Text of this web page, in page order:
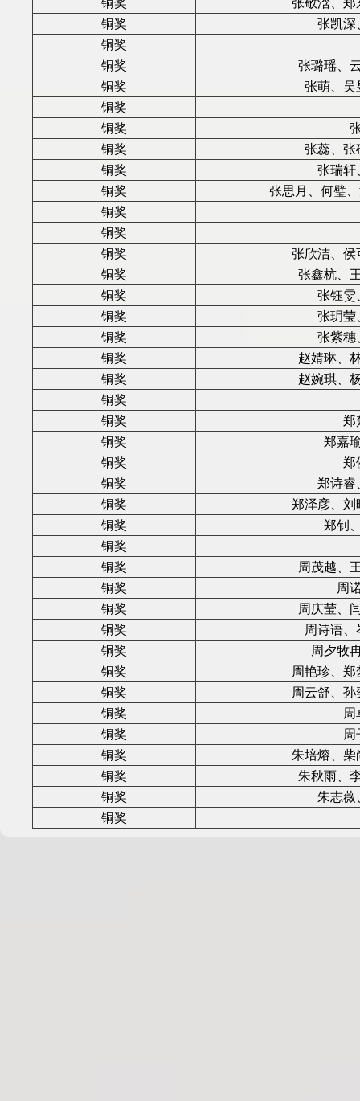
铜奖
张凯
铜奖
铜奖
张璐瑶、
铜奖
张萌、
铜奖
铜奖
铜奖
张蕊、
铜奖
张瑞
铜奖
张思月、何璧
铜奖
铜奖
铜奖
张欣洁、
铜奖
张鑫杭、
铜奖
张钰
铜奖
张玥
铜奖
张紫
铜奖
赵婧琳、
铜奖
赵婉琪、
铜奖
铜奖
郑
铜奖
郑嘉
铜奖
郑
铜奖
郑诗
铜奖
郑泽彦、
铜奖
郑钊
铜奖
铜奖
周茂越、
铜奖
周
铜奖
周庆莹、
铜奖
周诗语
铜奖
周夕牧
铜奖
周艳珍、
铜奖
周云舒、
铜奖
周
铜奖
周
铜奖
朱培熔、
铜奖
朱秋雨、
铜奖
朱志
铜奖